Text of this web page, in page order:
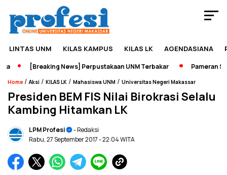
LINTAS UNM KILAS KAMPUS KILAS LK AGENDASIANA
[Breaking News] Perpustakaan UNM Terbakar Pameran
Home /Aksi / KILAS LK / Mahasiswa UNM / Universitas Negeri Makassar
Presiden BEM FIS Nilai Birokrasi Selalu
Kambing Hitamkan LK
LPM Profesi
- Redaksi
Rabu, 27 September 2017- 22:04 WITA